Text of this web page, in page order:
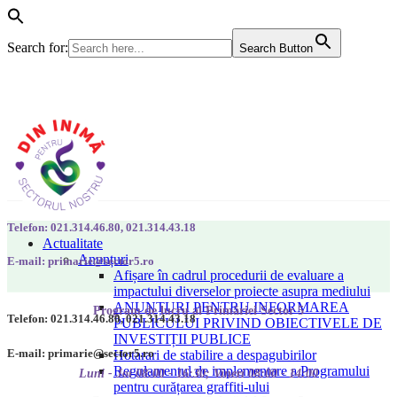
Search for: Search Button
Actualitate
Anunțuri
Afișare în cadrul procedurii de evaluare a
impactului diverselor proiecte asupra mediului
ANUNȚURI PENTRU INFORMAREA
PUBLICULUI PRIVIND OBIECTIVELE DE
INVESTIȚII PUBLICE
Hotarari de stabilire a despagubirilor
Regulamentul de implementare a Programului
pentru curățarea graffiti-ului
Telefon: 021.314.46.80, 021.314.43.18
E-mail: primarie@sector5.ro
Program de lucru al Primăriei Sector 5
Luni - Joi 08:00 - 16:30; Vineri 08:00 - 14:00
Telefon: 021.314.46.80, 021.314.43.18
E-mail: primarie@sector5.ro